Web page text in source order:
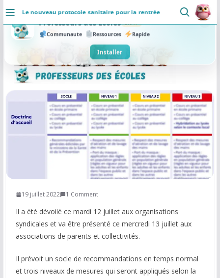
DÉCOUVRIR
Se connecter
Actualités
VIE PROFESSIONNELLE
Ressources
Lectures de livres
Mouvement
COMMUNAUTÉ
Groupes
Le nouveau protocole sanitaire pour la rentrée
Passer
contenu
19 juillet 2022 1 Comment
Il a été dévoilé ce mardi 12 juillet aux organisations
syndicales et va être présenté ce mercredi 13 juillet aux
associations de parents et collectivités.
Il prévoit un socle de recommandations en temps normal
et trois niveaux de mesures qui seront appliqués selon la
Professeurs des Ecoles 5.0
Ressources
Installer